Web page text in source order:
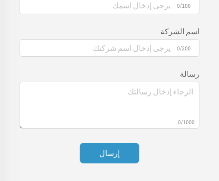
0/100
اسم الشركة
0/200
رسالة
0/1000
إرسال